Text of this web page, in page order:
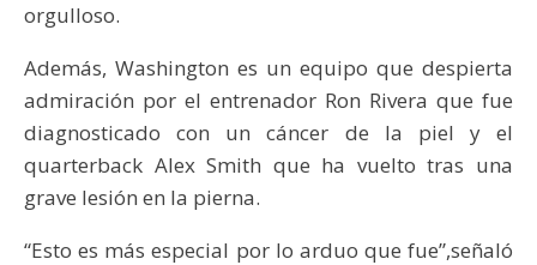
orgulloso.
Además, Washington es un equipo que despierta
admiración por el entrenador Ron Rivera que fue
diagnosticado con un cáncer de la piel y el
quarterback Alex Smith que ha vuelto tras una
grave lesión en la pierna.
“Esto es más especial por lo arduo que fue”,señaló